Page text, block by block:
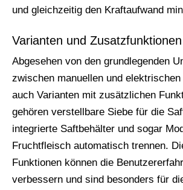
und gleichzeitig den Kraftaufwand
Varianten und Zusatzfunktionen
Abgesehen von den grundlegenden
zwischen manuellen und
auch Varianten mit zusätzlichen
gehören verstellbare Siebe für die
integrierte Saftbehälter und sogar
Fruchtfleisch automatisch trennen.
Funktionen können die
verbessern und sind besonders für